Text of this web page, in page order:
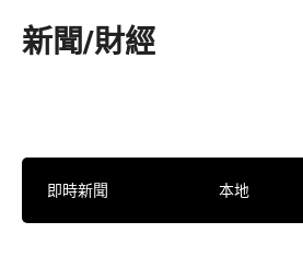
新聞/財經
即時新聞 本地